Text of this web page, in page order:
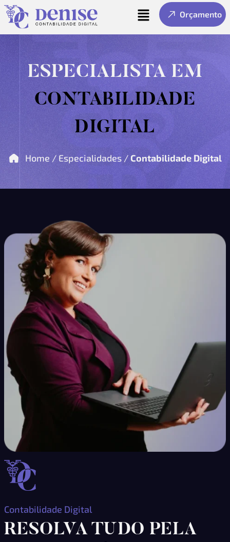
Orçamento
ESPECIALISTA EM
CONTABILIDADE
DIGITAL
Home / Especialidades /Contabilidade Digital
Contabilidade Digital
RESOLVA TUDO PELA